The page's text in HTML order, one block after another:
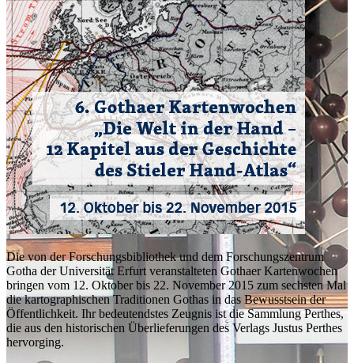
Die von der Forschungsbibliothek und dem Forschungszentrum
Gotha der Universität Erfurt veranstalteten Gothaer Kartenwochen
bringen vom 12. Oktober bis 22. November 2015 zum sechsten Mal
die kartographischen Traditionen Gothas in das Bewusstsein der
Öffentlichkeit. Ihr bedeutendstes Zeugnis ist die Sammlung Perthes,
die aus den historischen Überlieferungen des Verlags Justus Perthes
hervorging.